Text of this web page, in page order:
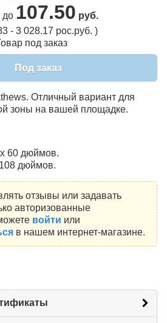
до 107.50 руб.
- 3 028.17 рос.руб. )
под заказ
Под заказ
Отличный вариант для
зоны на вашей площадке.
60 дюймов.
дюймов.
отзывы или задавать
авторизованные
войти или
в нашем интернет-магазине.